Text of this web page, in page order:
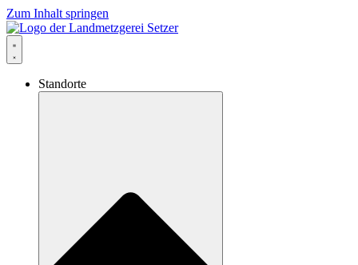
Zum Inhalt springen
Standorte